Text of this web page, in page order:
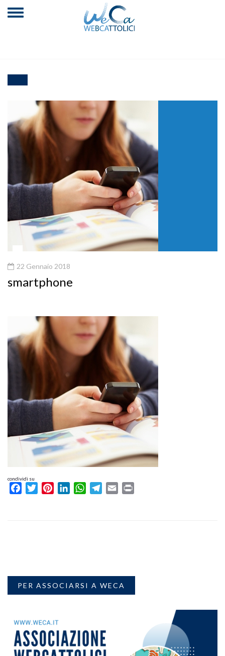
22 Gennaio 2018
smartphone
condividi su
FacebookTwitterPinterestLinkedInWhatsAppTelegram
Email
PER ASSOCIARSI A WECA